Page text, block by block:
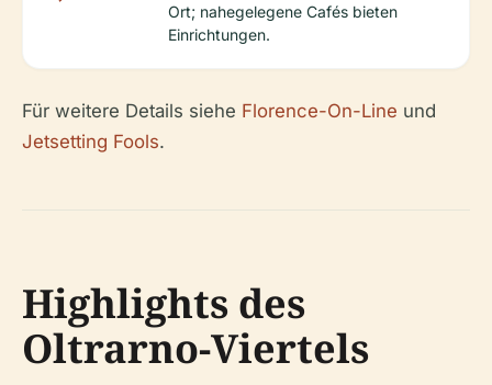
Ort; nahegelegene Cafés bieten
Einrichtungen.
Für weitere Details siehe Florence-On-Line und
Jetsetting Fools.
Highlights des
Oltrarno-Viertels